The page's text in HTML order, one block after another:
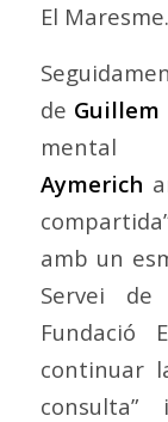
El Maresme.
de Guillem
Aymerich
amb un
Servei
Fundació
continuar
consulta” i